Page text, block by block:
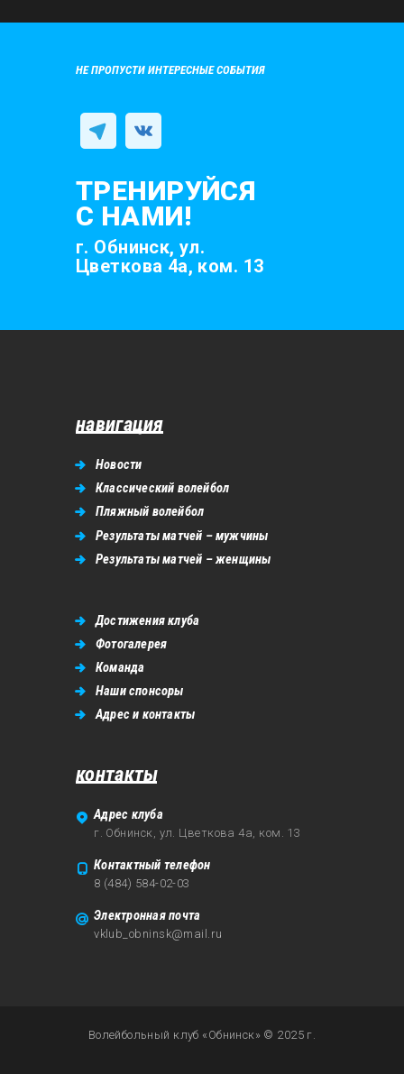
НЕ ПРОПУСТИ ИНТЕРЕСНЫЕ СОБЫТИЯ
ТРЕНИРУЙСЯ
С НАМИ!
г. Обнинск, ул.
Цветкова 4а, ком. 13
навигация
Новости
Классический волейбол
Пляжный волейбол
Результаты матчей – мужчины
Результаты матчей – женщины
Достижения клуба
Фотогалерея
Команда
Наши спонсоры
Адрес и контакты
контакты
Адрес клуба
г. Обнинск, ул. Цветкова 4а, ком. 13
Контактный телефон
8 (484) 584-02-03
Электронная почта
vklub_obninsk@mail.ru
Волейбольный клуб «Обнинск» © 2025 г.